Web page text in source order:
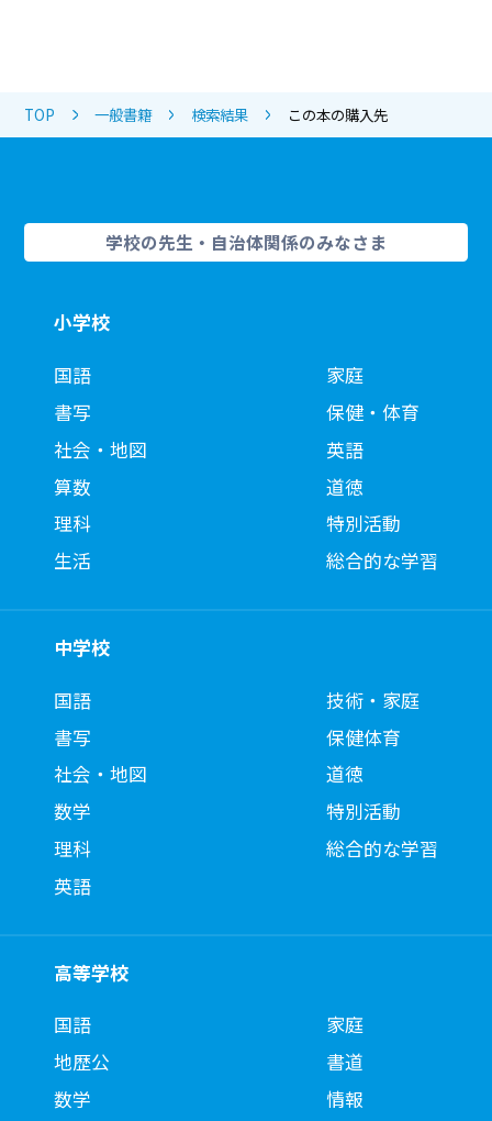
TOP 一般書籍 検索結果 この本の購入先
学校の先生・自治体関係のみなさま
小学校
国語
書写
社会・地図
算数
理科
生活
家庭
保健・体育
英語
道徳
特別活動
総合的な学習
中学校
国語
書写
社会・地図
数学
理科
英語
技術・家庭
保健体育
道徳
特別活動
総合的な学習
高等学校
国語
地歴公
数学
家庭
書道
情報